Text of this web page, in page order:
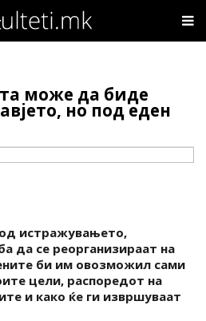
може да биде
но под еден
истражувањето,
да се реорганизираат на
би им овозможил сами
цели, распоредот на
и како ќе ги извршуваат